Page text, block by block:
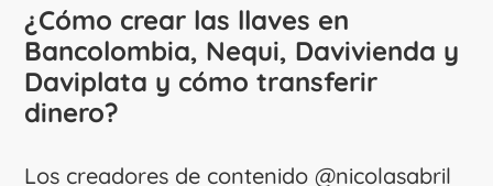
¿Cómo crear las llaves en
Bancolombia, Nequi, Davivienda y
Daviplata y cómo transferir
dinero?
Los creadores de contenido @nicolasabril